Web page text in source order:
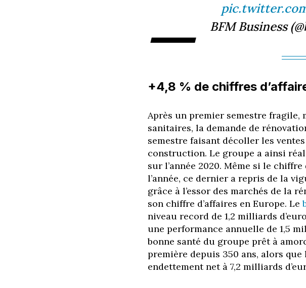
— BFM Business
+4,8 % de chiffres
Après un premier semestre
sanitaires, la demande de
semestre faisant décoller les
construction. Le groupe a ainsi
sur l’année 2020. Même si le
l’année, ce dernier a repris de la
grâce à l’essor des marchés de la
son chiffre d’affaires en Europe. Le
niveau record de 1,2 milliards
une performance annuelle de 1,5
bonne santé du groupe prêt à
première depuis 350 ans, alors
endettement net à 7,2 milliards